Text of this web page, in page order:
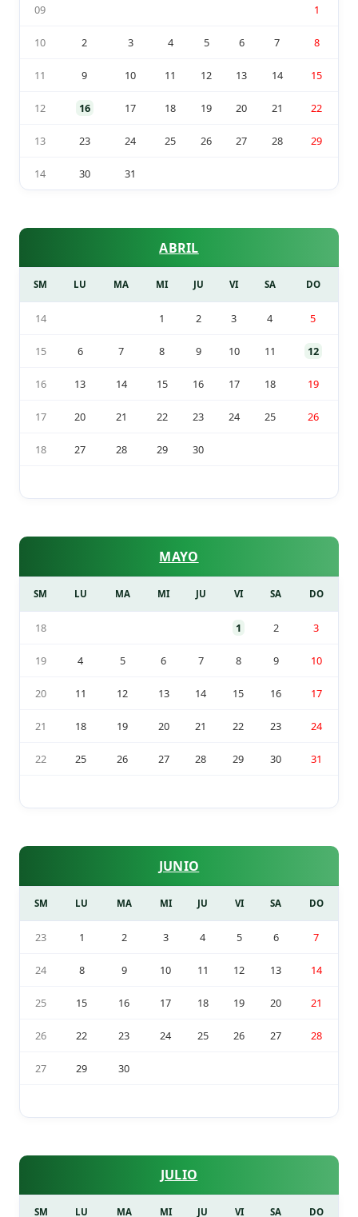
09 1
10 2 3 4 5 6 7 8
11 9 10 11 12 13 14 15
12 16 17 18 19 20 21 22
13 23 24 25 26 27 28 29
14 30 31
ABRIL
SM LU MA MI JU VI SA DO
14 1 2 3 4 5
15 6 7 8 9 10 11 12
16 13 14 15 16 17 18 19
17 20 21 22 23 24 25 26
18 27 28 29 30
MAYO
SM LU MA MI JU VI SA DO
18 1 2 3
19 4 5 6 7 8 9 10
20 11 12 13 14 15 16 17
21 18 19 20 21 22 23 24
22 25 26 27 28 29 30 31
JUNIO
SM LU MA MI JU VI SA DO
23 1 2 3 4 5 6 7
24 8 9 10 11 12 13 14
25 15 16 17 18 19 20 21
26 22 23 24 25 26 27 28
27 29 30
JULIO
SM LU MA MI JU VI SA DO